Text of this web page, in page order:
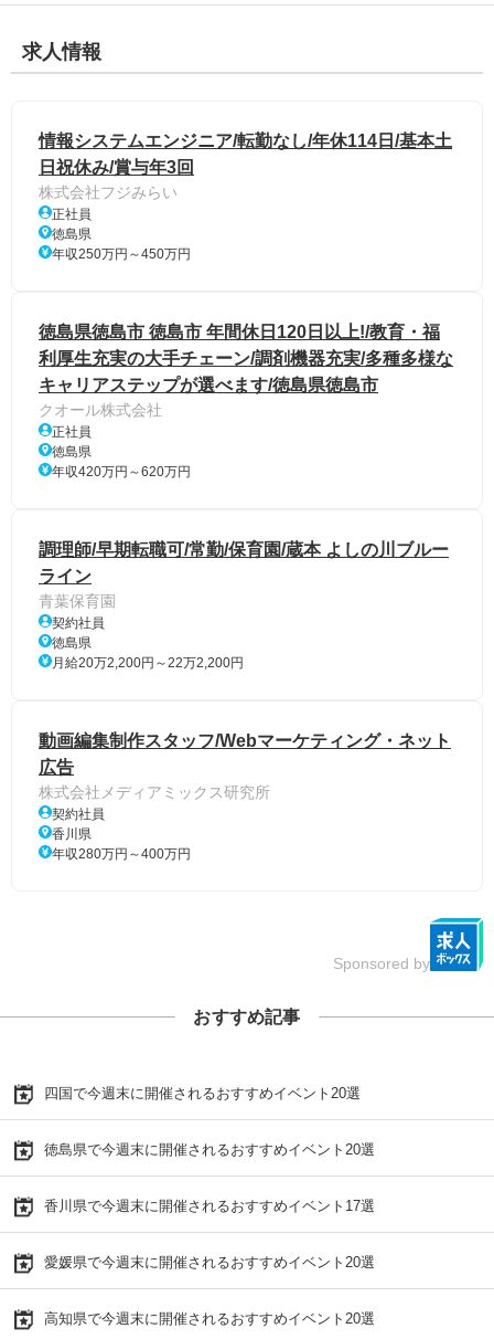
求人情報
情報システムエンジニア/転勤なし/年休114日/基本土
日祝休み/賞与年3回
株式会社フジみらい
正社員
徳島県
年収250万円～450万円
徳島県徳島市 徳島市 年間休日120日以上!/教育・福
利厚生充実の大手チェーン/調剤機器充実/多種多様な
キャリアステップが選べます/徳島県徳島市
クオール株式会社
正社員
徳島県
年収420万円～620万円
調理師/早期転職可/常勤/保育園/蔵本 よしの川ブルー
ライン
青葉保育園
契約社員
徳島県
月給20万2,200円～22万2,200円
動画編集制作スタッフ/Webマーケティング・ネット
広告
株式会社メディアミックス研究所
契約社員
香川県
年収280万円～400万円
Sponsored by
おすすめ記事
四国で今週末に開催されるおすすめイベント20選
徳島県で今週末に開催されるおすすめイベント20選
香川県で今週末に開催されるおすすめイベント17選
愛媛県で今週末に開催されるおすすめイベント20選
高知県で今週末に開催されるおすすめイベント20選